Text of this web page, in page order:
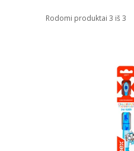
Rodomi produktai 3 iš 3